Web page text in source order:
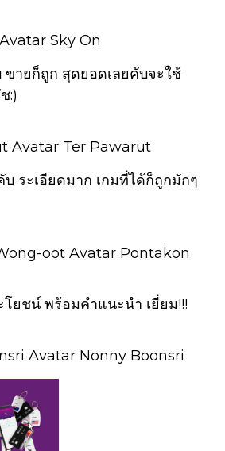
Sky On
ขายก็ถูก สุดยอดเลยคับจะใช้
:)
Ter Pawarut
ระเอียดมาก เกมที่ได้ก็ถูกมักๆ
Pontakon
ยชน์ พร้อมคำแนะนำ เยี่ยม!!!
Nonny Boonsri